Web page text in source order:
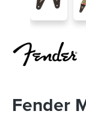
Fender